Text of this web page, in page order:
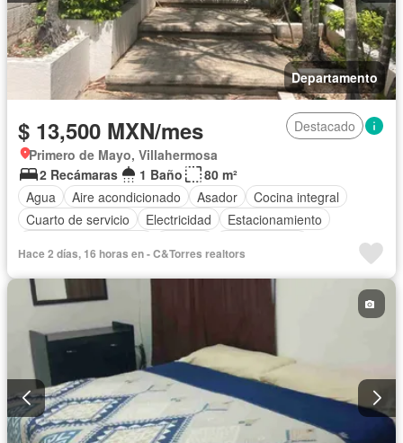
Departamento
$ 13,500 MXN/mes
Destacado
Primero de Mayo, Villahermosa
2 Recámaras
1 Baño
80 m²
Agua
Aire acondicionado Asador
Cocina integral
Cuarto de servicio
Electricidad
Estacionamiento
Permite mascotas
Permite niños
Parcialmente amueblado
Hace 2 días, 16 horas en - C&Torres realtors